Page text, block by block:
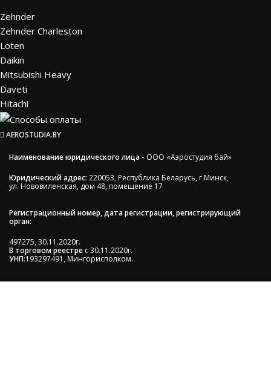
Zehnder
Zehnder Charleston
Loten
Daikin
Mitsubishi Heavy
Daveti
Hitachi
AEROSTUDIA.BY
Наименование юридического лица - ООО «Аэростудия бай»
Юридический адрес: 220053, Республика Беларусь, г.Минск,
ул. Нововиленская, дом 48, помещение 17
Регистрационный номер, дата регистрации, регистрирующий
орган:
497275, 30.11.2020г.
В торговом реестре с 30.11.2020г.
УНП:193297491, Мингорисполком.